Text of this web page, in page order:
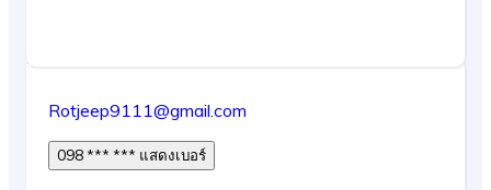
Rotjeep9111@gmail.com
098 *** *** แสดงเบอร์